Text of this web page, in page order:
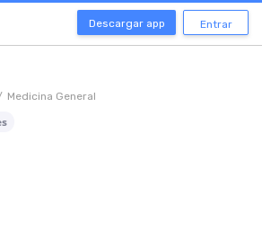
Descargar app Entrar
Medicina General